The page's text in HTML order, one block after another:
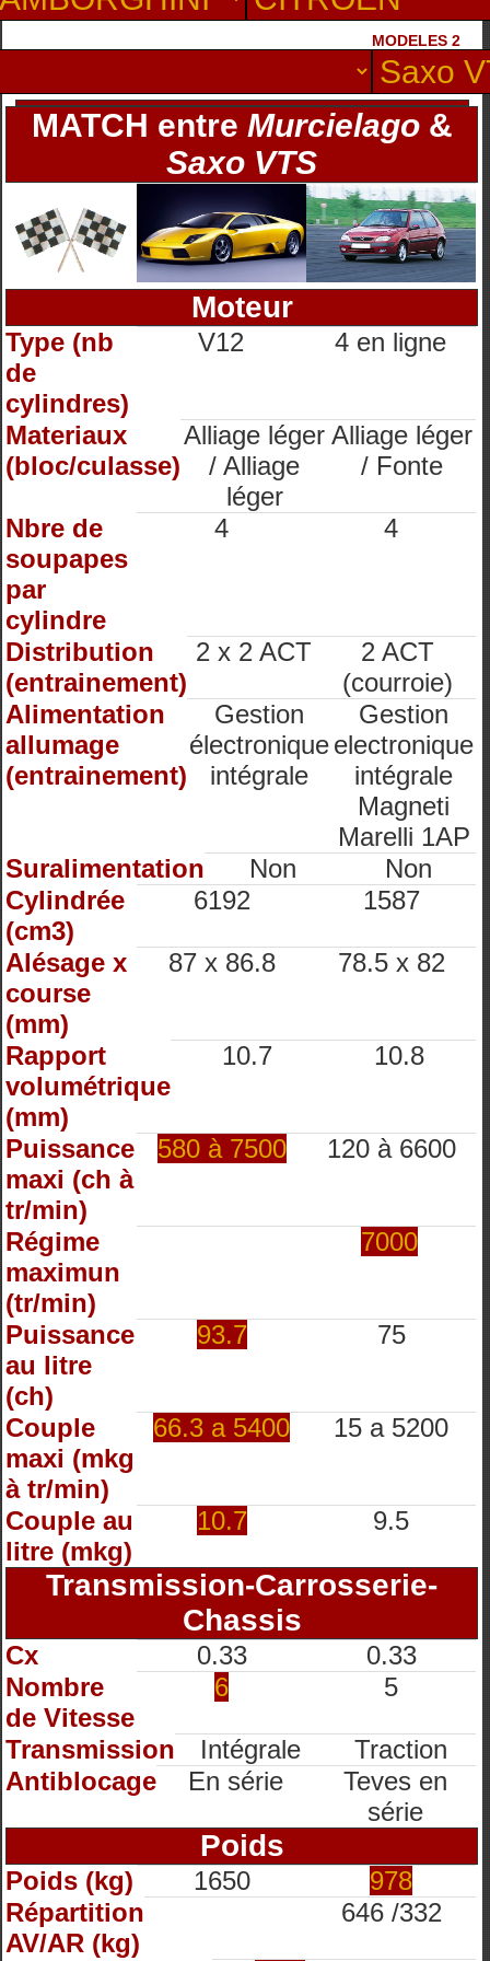
MODELES 2
MATCH entre Murcielago&
Saxo VTS
Moteur
Type (nb
de
cylindres)
V12 4 en ligne
Materiaux
(bloc/culasse)
Alliage léger
/ Alliage
léger
Alliage léger
/ Fonte
Nbre de
soupapes
par
cylindre
4 4
Distribution
(entrainement)
2 x 2 ACT
2 ACT
(courroie)
Alimentation
allumage
(entrainement)
Gestion
électronique
intégrale
Gestion
electronique
intégrale
Magneti
Marelli 1AP
Suralimentation
Non
Non
Cylindrée
(cm3)
6192 1587
Alésage x
course
(mm)
87 x 86.8 78.5 x 82
Rapport
volumétrique
(mm)
10.7 10.8
Puissance
maxi (ch à
tr/min)
580 à 7500 120 à 6600
Régime
maximun
(tr/min)
7000
Puissance
au litre
(ch)
93.7 75
Couple
maxi (mkg
à tr/min)
66.3 a 5400 15 a 5200
Couple au
litre (mkg)
10.7 9.5
Transmission-Carrosserie-
Chassis
Cx 0.33
0.33
Nombre
de Vitesse
6 5
Transmission Intégrale
Traction
Antiblocage
En série
Teves en
série
Poids
Poids (kg) 1650
978
Répartition
AV/AR (kg)
646 /332